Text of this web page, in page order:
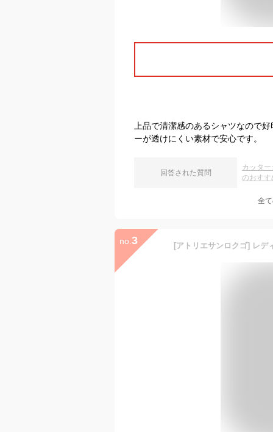
上品で清潔感のあるシャツなので
ーが透けにくい素材で安心です。
回答された質問
カッタ
のおすす
全
no. 3